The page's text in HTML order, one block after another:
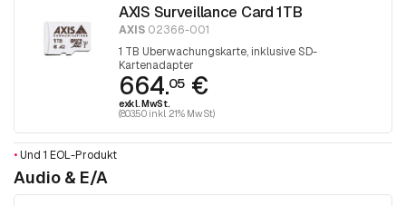
AXIS Surveillance Card 1TB
AXIS 02366-001
1 TB Überwachungskarte, inklusive SD-
Kartenadapter
664.05 €
exkl. MwSt.
(803.50 inkl. 21% MwSt)
• Und 1 EOL-Produkt
Audio & E/A